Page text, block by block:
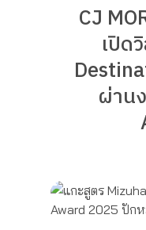
CJ
เปิด
ผ่าน